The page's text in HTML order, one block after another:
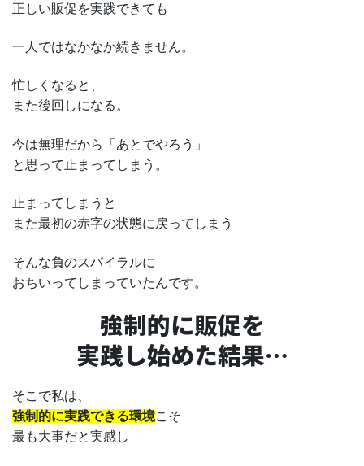
正しい販促を実践できても
一人ではなかなか続きません。
忙しくなると、
また後回しになる。
今は無理だから「あとでやろう」
と思って止まってしまう。
止まってしまうと
また最初の赤字の状態に戻ってしまう
そんな負のスパイラルに
おちいってしまっていたんです。
強制的に販促を
実践し始めた結果…
そこで私は、
強制的に実践できる環境こそ
最も大事だと実感し